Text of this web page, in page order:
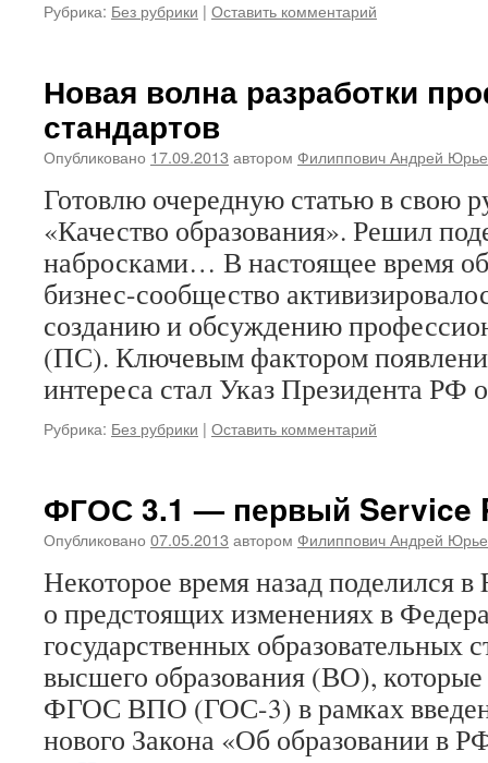
Рубрика: Без рубрики | Оставить комментарий
Новая волна разработки
стандартов
Опубликовано 17.09.2013 автором Филиппович Андрей
Готовлю очередную статью в свою
«Качество образования». Решил
набросками… В настоящее время
бизнес-сообщество
созданию и обсуждению
(ПС). Ключевым фактором
интереса стал Указ Президента
Рубрика: Без рубрики | Оставить комментарий
ФГОС 3.1 — первый Service
Опубликовано 07.05.2013 автором Филиппович Андрей
Некоторое время назад поделился в
о предстоящих изменениях в
государственных
высшего образования (ВО),
ФГОС ВПО (ГОС-3) в рамках
нового Закона «Об образовании в